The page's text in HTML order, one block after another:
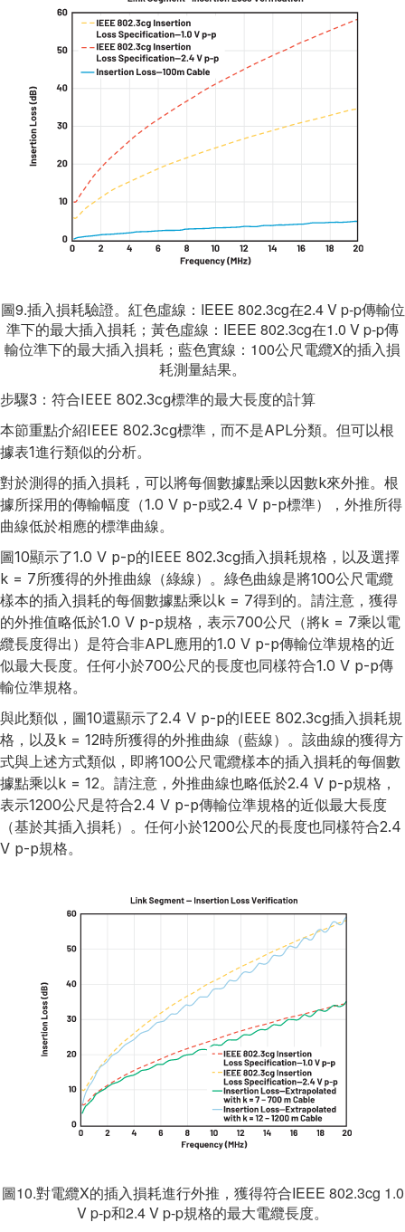
圖9.插入損耗驗證。紅色虛線：IEEE 802.3cg在2.4 V p-p傳輸位
準下的最大插入損耗；黃色虛線：IEEE 802.3cg在1.0 V p-p傳
輸位準下的最大插入損耗；藍色實線：100公尺電纜X的插入損
耗測量結果。
步驟3：符合IEEE 802.3cg標準的最大長度的計算
本節重點介紹IEEE 802.3cg標準，而不是APL分類。但可以根
據表1進行類似的分析。
對於測得的插入損耗，可以將每個數據點乘以因數k來外推。根
據所採用的傳輸幅度（1.0 V p-p或2.4 V p-p標準），外推所得
曲線低於相應的標準曲線。
圖10顯示了1.0 V p-p的IEEE 802.3cg插入損耗規格，以及選擇
k = 7所獲得的外推曲線（綠線）。綠色曲線是將100公尺電纜
樣本的插入損耗的每個數據點乘以k = 7得到的。請注意，獲得
的外推值略低於1.0 V p-p規格，表示700公尺（將k = 7乘以電
纜長度得出）是符合非APL應用的1.0 V p-p傳輸位準規格的近
似最大長度。任何小於700公尺的長度也同樣符合1.0 V p-p傳
輸位準規格。
與此類似，圖10還顯示了2.4 V p-p的IEEE 802.3cg插入損耗規
格，以及k = 12時所獲得的外推曲線（藍線）。該曲線的獲得方
式與上述方式類似，即將100公尺電纜樣本的插入損耗的每個數
據點乘以k = 12。請注意，外推曲線也略低於2.4 V p-p規格，
表示1200公尺是符合2.4 V p-p傳輸位準規格的近似最大長度
（基於其插入損耗）。任何小於1200公尺的長度也同樣符合2.4
V p-p規格。
圖10.對電纜X的插入損耗進行外推，獲得符合IEEE 802.3cg 1.0
V p-p和2.4 V p-p規格的最大電纜長度。